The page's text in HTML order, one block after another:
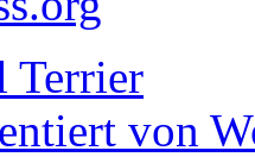
Terrier
von